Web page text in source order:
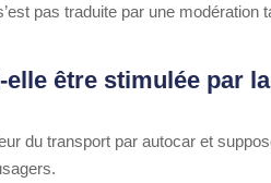
pas traduite par une
être stimulée par
du transport par autocar et